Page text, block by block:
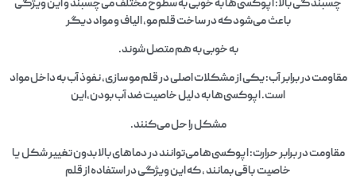
چسبندگی بالا: اپوکسی‌ها به خوبی به سطوح مختلف می‌چسبند و این ویژگی
باعث می‌شود که در ساخت قلم مو، الیاف و مواد دیگر
به خوبی به هم متصل شوند.
مقاومت در برابر آب: یکی از مشکلات اصلی در قلم مو سازی، نفوذ آب به داخل مواد
است. اپوکسی‌ها به دلیل خاصیت ضد آب بودن،این
مشکل را حل می‌کنند.
مقاومت در برابر حرارت: اپوکسی‌ها می‌توانند در دماهای بالا بدون تغییر شکل یا
خاصیت باقی بمانند ، که این ویژگی در استفاده از قلم